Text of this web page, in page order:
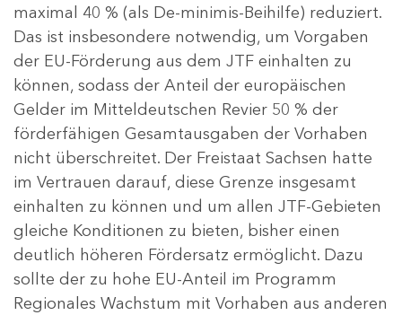
maximal 40 % (als De-minimis-Beihilfe) reduziert.
Das ist insbesondere notwendig, um Vorgaben
der EU-Förderung aus dem JTF einhalten zu
können, sodass der Anteil der europäischen
Gelder im Mitteldeutschen Revier 50 % der
förderfähigen Gesamtausgaben der Vorhaben
nicht überschreitet. Der Freistaat Sachsen hatte
im Vertrauen darauf, diese Grenze insgesamt
einhalten zu können und um allen JTF-Gebieten
gleiche Konditionen zu bieten, bisher einen
deutlich höheren Fördersatz ermöglicht. Dazu
sollte der zu hohe EU-Anteil im Programm
Regionales Wachstum mit Vorhaben aus anderen